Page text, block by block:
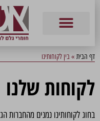
דף הבית»בין לקוחותינו
לקוחות שלנו
בחוג לקוחותינו נמנים מהחברות